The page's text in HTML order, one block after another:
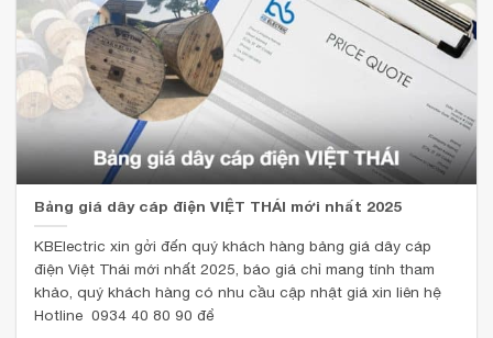
Bảng giá dây cáp điện VIỆT THÁI mới nhất 2025
KBElectric xin gởi đến quý khách hàng bảng giá dây cáp
điện Việt Thái mới nhất 2025, báo giá chỉ mang tính tham
khảo, quý khách hàng có nhu cầu cập nhật giá xin liên hệ
Hotline 0934 40 80 90 để